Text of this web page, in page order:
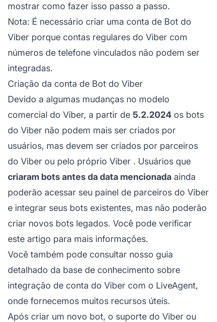
mostrar como fazer isso passo a passo.
Nota: É necessário criar uma conta de Bot do
Viber porque contas regulares do Viber com
números de telefone vinculados não podem ser
integradas.
Criação da conta de Bot do Viber
Devido a algumas mudanças no modelo
comercial do Viber, a partir de 5.2.2024 os bots
do Viber não podem mais ser criados por
usuários, mas devem ser criados por parceiros
do Viber ou pelo próprio Viber . Usuários que
criaram bots antes da data mencionada ainda
poderão acessar seu painel de parceiros do Viber
e integrar seus bots existentes, mas não poderão
criar novos bots legados. Você pode verificar
este artigo para mais informações.
Você também pode consultar nosso guia
detalhado da base de conhecimento sobre
integração de conta do Viber com o LiveAgent,
onde fornecemos muitos recursos úteis.
Após criar um novo bot, o suporte do Viber ou